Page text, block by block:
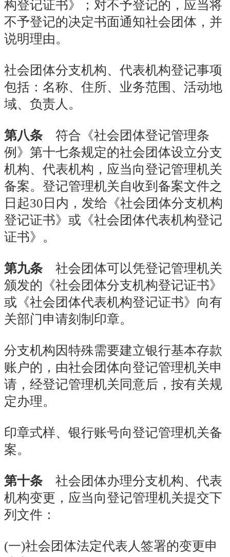
构登记证书》；对不予登记的，应当将
不予登记的决定书面通知社会团体，并
说明理由。
社会团体分支机构、代表机构登记事项
包括：名称、住所、业务范围、活动地
域、负责人。
第八条 符合《社会团体登记管理条
例》第十七条规定的社会团体设立分支
机构、代表机构，应当向登记管理机关
备案。登记管理机关自收到备案文件之
日起30日内，发给《社会团体分支机构
登记证书》或《社会团体代表机构登记
证书》。
第九条 社会团体可以凭登记管理机关
颁发的《社会团体分支机构登记证书》
或《社会团体代表机构登记证书》向有
关部门申请刻制印章。
分支机构因特殊需要建立银行基本存款
账户的，由社会团体向登记管理机关申
请，经登记管理机关同意后，按有关规
定办理。
印章式样、银行账号向登记管理机关备
案。
第十条 社会团体办理分支机构、代表
机构变更，应当向登记管理机关提交下
列文件：
(一)社会团体法定代表人签署的变更申